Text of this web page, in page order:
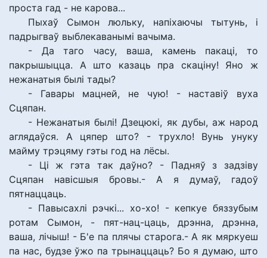
проста гад - не карова...
Пыхаў Сымон люльку, напіхаючы тытунь, і
падрыгваў выблекаванымі вачыма.
- Да таго часу, ваша, камень пакаці, то
пакрышыцца. А што казаць пра скаціну! Яно ж
нежанатыя былі тады?
- Гавары мацней, не чую! - наставіў вуха
Сцяпан.
- Нежанатыя былі! Дзецюкі, як дубы, аж народ
аглядаўся. А цяпер што? - трухло! Вунь унуку
майму трэцяму гэты год на лёсы.
- Ці ж гэта так даўно? - Падняў з задзіву
Сцяпан навісшыя бровы.- А я думаў, гадоў
пятнаццаць.
- Павысахлі рэчкі... хо-хо! - кепкуе бяззубым
ротам Сымон, - пят-нац-цаць, дрэнна, дрэнна,
ваша, лічыш! - Б'е па плячы старога.- А як мяркуеш
па нас, будзе ўжо па трынаццаць? Бо я думаю, што